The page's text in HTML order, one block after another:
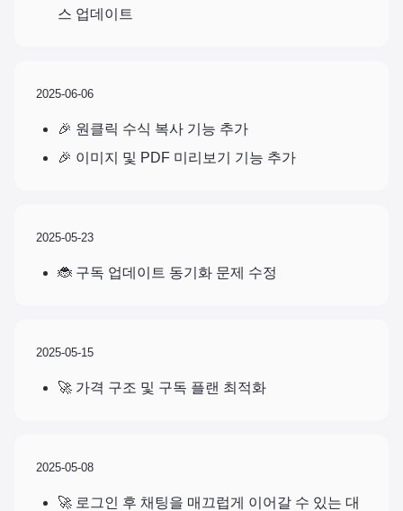
스 업데이트
2025-06-06
🎉 원클릭 수식 복사 기능 추가
🎉 이미지 및 PDF 미리보기 기능 추가
2025-05-23
🐞 구독 업데이트 동기화 문제 수정
2025-05-15
🚀 가격 구조 및 구독 플랜 최적화
2025-05-08
🚀 로그인 후 채팅을 매끄럽게 이어갈 수 있는 대